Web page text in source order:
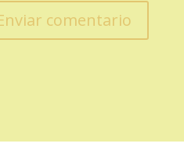
comentario